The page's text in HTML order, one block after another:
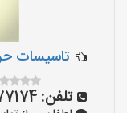
تاسیسات
تلفن: